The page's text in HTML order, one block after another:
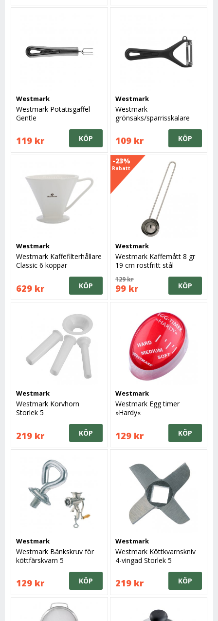
Westmark
Westmark Potatisgaffel
Gentle
119 kr KÖP
Westmark
Westmark
grönsaks/sparrisskalare
109 kr KÖP
Westmark
Westmark Kaffefilterhållare
Classic 6 koppar
629 kr KÖP
-23%
Rabatt
Westmark
Westmark Kaffemått 8 gr
19 cm rostfritt stål
129 kr
99 kr KÖP
Westmark
Westmark Korvhorn
Storlek 5
219 kr KÖP
Westmark
Westmark Egg timer
»Hardy«
129 kr KÖP
Westmark
Westmark Bänkskruv för
köttfärskvarn 5
129 kr KÖP
Westmark
Westmark Köttkvarnskniv
4-vingad Storlek 5
219 kr KÖP